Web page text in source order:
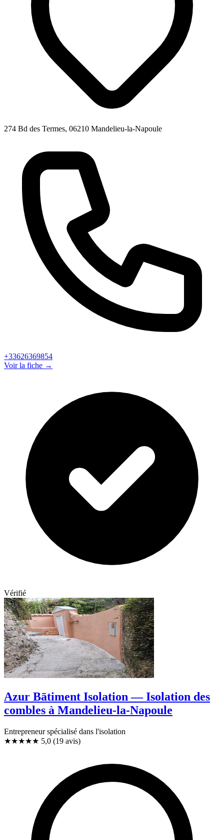
274 Bd des Termes, 06210 Mandelieu-la-Napoule
+33626369854
Voir la fiche →
Vérifié
Azur Bātiment Isolation — Isolation des
combles à Mandelieu-la-Napoule
Entrepreneur spécialisé dans l'isolation
★★★★★ 5,0 (19 avis)